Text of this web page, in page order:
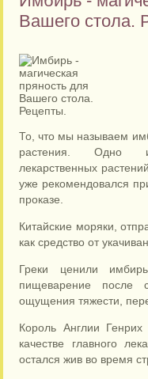
Вашего стола.
То, что мы называем
растения. Одно
лекарственных
уже рекомендовался
проказе.
Китайские моряки,
как средство от
Греки ценили
пищеварение после
ощущения тяжести,
Король Англии
качестве главного
остался жив во время